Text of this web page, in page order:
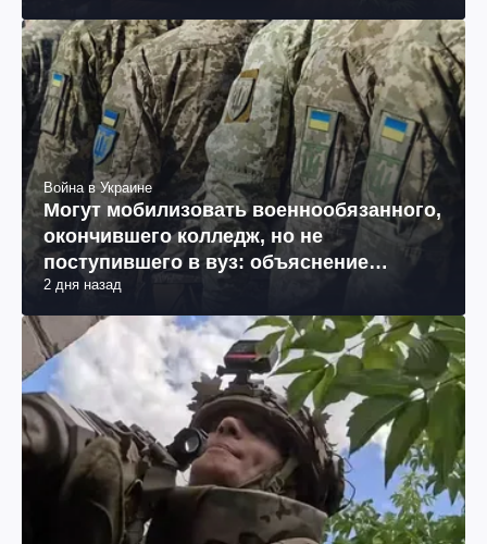
Война в Украине
Могут мобилизовать военнообязанного,
окончившего колледж, но не
поступившего в вуз: объяснение
юриста
2 дня назад